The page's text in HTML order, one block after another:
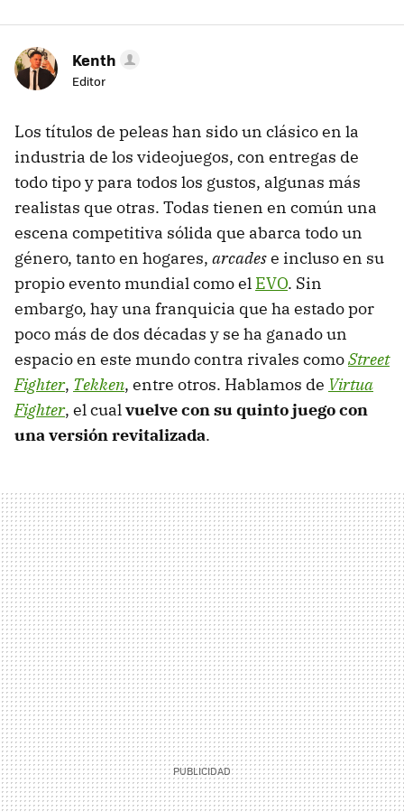
Kenth
Editor
Los títulos de peleas han sido un clásico en la
industria de los videojuegos, con entregas de
todo tipo y para todos los gustos, algunas más
realistas que otras. Todas tienen en común una
escena competitiva sólida que abarca todo un
género, tanto en hogares, arcadese incluso en su
propio evento mundial como el EVO. Sin
embargo, hay una franquicia que ha estado por
poco más de dos décadas y se ha ganado un
espacio en este mundo contra rivales comoStreet
Fighter, Tekken, entre otros. Hablamos de Virtua
Fighter, el cualvuelve con su quinto juego con
una versión revitalizada.